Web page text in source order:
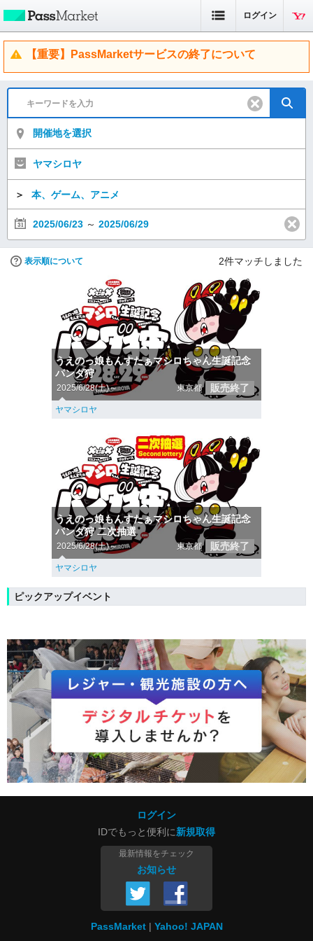
ログイン
【重要】PassMarketサービスの終了について
開催地を選択
ヤマシロヤ
＞ 本、ゲーム、アニメ
2025/06/23 ～ 2025/06/29
表示順について 2件マッチしました
うえのっ娘もんすたぁマシロちゃん生誕記念
パンダ狩
2025/6/28(土)～ 東京都 販売終了
ヤマシロヤ
うえのっ娘もんすたぁマシロちゃん生誕記念
パンダ狩 二次抽選
2025/6/28(土)～ 東京都 販売終了
ヤマシロヤ
ピックアップイベント
ログイン
IDでもっと便利に新規取得
最新情報をチェック
お知らせ
PassMarket Yahoo! JAPAN